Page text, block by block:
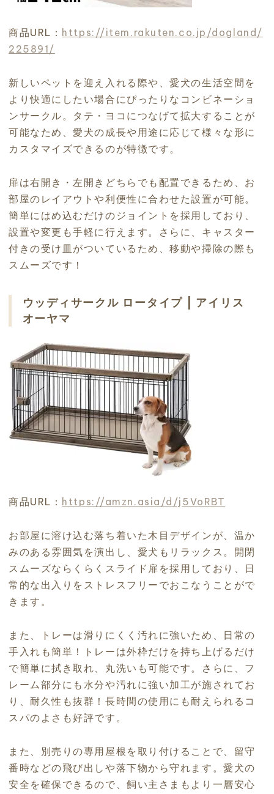
商品URL： https://item.rakuten.co.jp/dogland/
225891/
新しいペットを迎え入れる際や、愛犬の生活空間を
より快適にしたい場合にぴったりなコンビネーショ
ンサークル。タテ・ヨコにつなげて拡大することが
可能なため、愛犬の成長や用途に応じて様々な形に
カスタマイズできるのが特徴です。
扉は右開き・左開きどちらでも配置できるため、お
部屋のレイアウトや利便性に合わせた設置が可能。
簡単にはめ込むだけのジョイントを採用しており、
設置や変更も手軽に行えます。さらに、キャスター
付きの受け皿がついているため、移動や掃除の際も
スムーズです！
ウッディサークル ロータイプ | アイリス
オーヤマ
商品URL： https://amzn.asia/d/j5VoRBT
お部屋に溶け込む落ち着いた木目デザインが、温か
みのある雰囲気を演出し、愛犬もリラックス。開閉
スムーズならくらくスライド扉を採用しており、日
常的な出入りをストレスフリーでおこなうことがで
きます。
また、トレーは滑りにくく汚れに強いため、日常の
手入れも簡単！トレーは外枠だけを持ち上げるだけ
で簡単に拭き取れ、丸洗いも可能です。さらに、フ
レーム部分にも水分や汚れに強い加工が施されてお
り、耐久性も抜群！長時間の使用にも耐えられるコ
スパのよさも好評です。
また、別売りの専用屋根を取り付けることで、留守
番時などの飛び出しや落下物から守れます。愛犬の
安全を確保できるので、飼い主さまもより一層安心